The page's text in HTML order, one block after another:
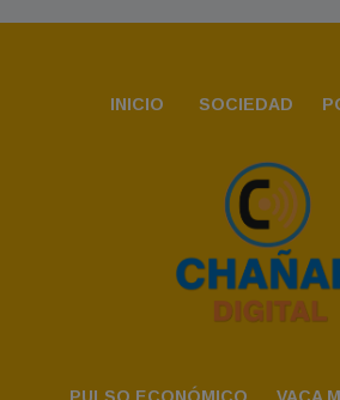
INICIO SOCIEDAD